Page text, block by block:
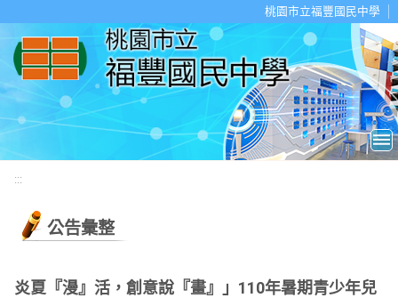
桃園市立福豐國民中學
:::
公告彙整
炎夏『漫』活，創意說『畫』」110年暑期青少年兒